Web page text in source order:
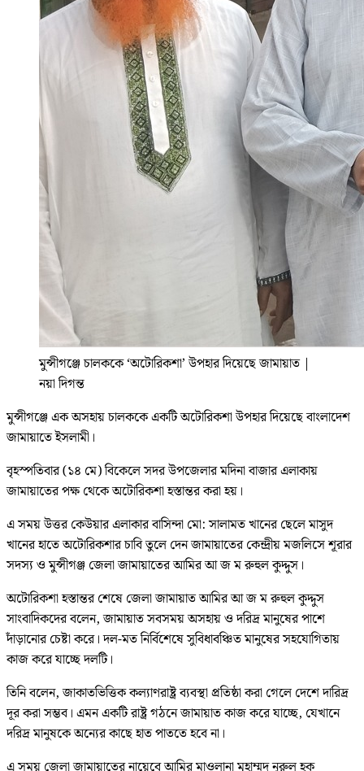
মুন্সীগঞ্জে চালককে ‘অটোরিকশা’ উপহার দিয়েছে জামায়াত |
নয়া দিগন্ত
মুন্সীগঞ্জে এক অসহায় চালককে একটি অটোরিকশা উপহার দিয়েছে বাংলাদেশ
জামায়াতে ইসলামী।
বৃহস্পতিবার (১৪ মে) বিকেলে সদর উপজেলার মদিনা বাজার এলাকায়
জামায়াতের পক্ষ থেকে অটোরিকশা হস্তান্তর করা হয়।
এ সময় উত্তর কেউয়ার এলাকার বাসিন্দা মো: সালামত খানের ছেলে মাসুদ
খানের হাতে অটোরিকশার চাবি তুলে দেন জামায়াতের কেন্দ্রীয় মজলিসে শূরার
সদস্য ও মুন্সীগঞ্জ জেলা জামায়াতের আমির আ জ ম রুহুল কুদ্দুস।
অটোরিকশা হস্তান্তর শেষে জেলা জামায়াত আমির আ জ ম রুহুল কুদ্দুস
সাংবাদিকদের বলেন, জামায়াত সবসময় অসহায় ও দরিদ্র মানুষের পাশে
দাঁড়ানোর চেষ্টা করে। দল-মত নির্বিশেষে সুবিধাবঞ্চিত মানুষের সহযোগিতায়
কাজ করে যাচ্ছে দলটি।
তিনি বলেন, জাকাতভিত্তিক কল্যাণরাষ্ট্র ব্যবস্থা প্রতিষ্ঠা করা গেলে দেশে দারিদ্র
দূর করা সম্ভব। এমন একটি রাষ্ট্র গঠনে জামায়াত কাজ করে যাচ্ছে, যেখানে
দরিদ্র মানুষকে অন্যের কাছে হাত পাততে হবে না।